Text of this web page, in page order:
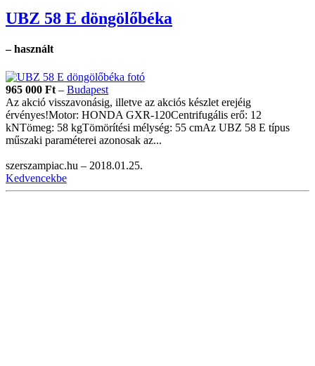
UBZ 58 E döngölőbéka
– használt
965 000 Ft – Budapest
Az akció visszavonásig, illetve az akciós készlet erejéig
érvényes!Motor: HONDA GXR-120Centrifugális erő: 12
kNTömeg: 58 kgTömörítési mélység: 55 cmAz UBZ 58 E típus
műszaki paraméterei azonosak az...
szerszampiac.hu – 2018.01.25.
Kedvencekbe